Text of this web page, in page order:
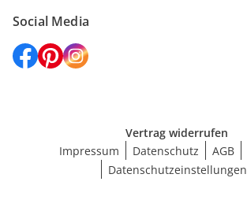
Social Media
Vertrag widerrufen
Impressum
Datenschutz AGB
Datenschutzeinstellungen